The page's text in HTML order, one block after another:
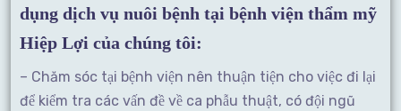
dụng dịch vụ nuôi bệnh tại bệnh viện thẩm mỹ
Hiệp Lợi của chúng tôi:
– Chăm sóc tại bệnh viện nên thuận tiện cho việc đi lại
để kiểm tra các vấn đề về ca phẫu thuật, có đội ngũ